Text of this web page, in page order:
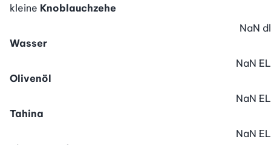
kleine Knoblauchzehe
Wasser
NaN dl
Olivenöl
NaN EL
Tahina
NaN EL
NaN EL